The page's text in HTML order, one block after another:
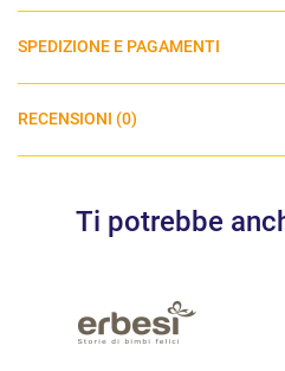
SPEDIZIONE E PAGAMENTI
RECENSIONI (0)
Ti potrebbe